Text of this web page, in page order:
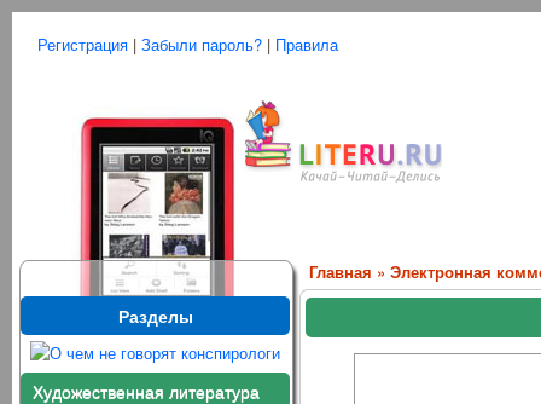
Регистрация | Забыли пароль? | Правила
Разделы
Художественная литература
Главная » Электронная